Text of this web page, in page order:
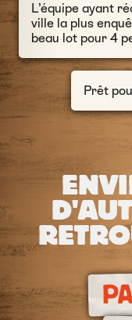
L’équipe ayant
ville la plus
beau lot pour 4
Prêt